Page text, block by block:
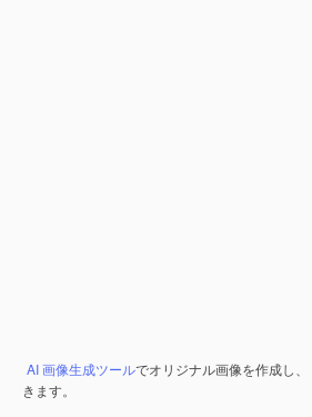
AI 画像生成ツールでオリジナル画像を作成し、
きます。